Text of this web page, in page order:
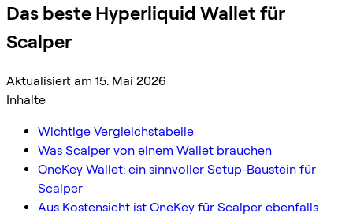
Das beste Hyperliquid Wallet für
Scalper
Aktualisiert am 15. Mai 2026
Inhalte
Wichtige Vergleichstabelle
Was Scalper von einem Wallet brauchen
OneKey Wallet: ein sinnvoller Setup-Baustein für
Scalper
Aus Kostensicht ist OneKey für Scalper ebenfalls